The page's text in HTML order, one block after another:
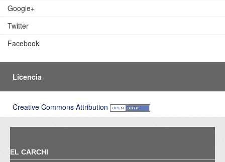
Google+
Twitter
Facebook
Licencia
Creative Commons Attribution
EL CARCHI